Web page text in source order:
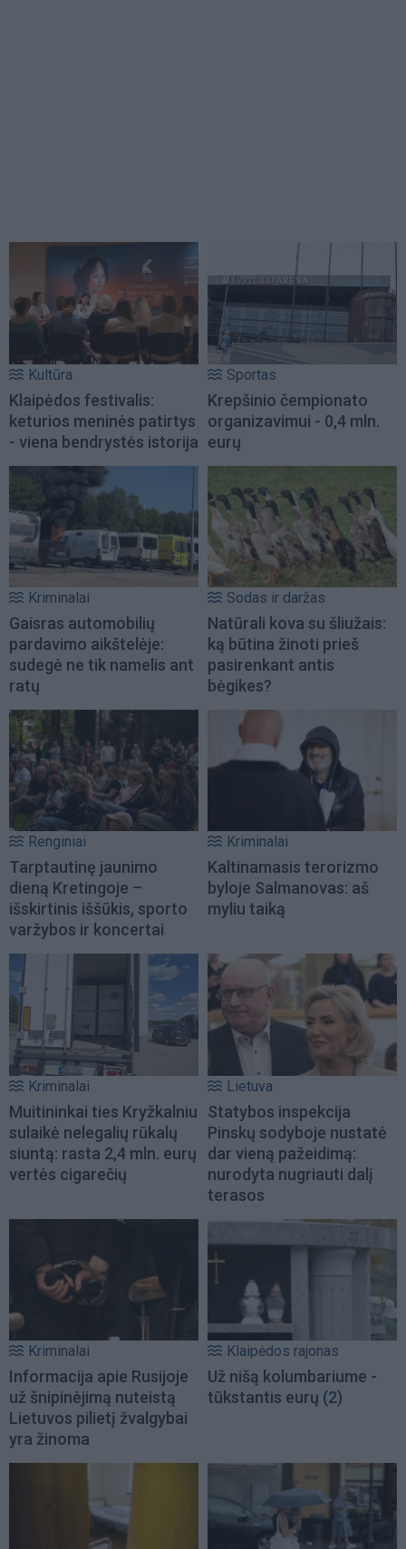
Kultūra
Klaipėdos festivalis:
keturios meninės patirtys
- viena bendrystės istorija
Sportas
Krepšinio čempionato
organizavimui - 0,4 mln.
eurų
Kriminalai
Gaisras automobilių
pardavimo aikštelėje:
sudegė ne tik namelis ant
ratų
Sodas ir daržas
Natūrali kova su šliužais:
ką būtina žinoti prieš
pasirenkant antis
bėgikes?
Renginiai
Tarptautinę jaunimo
dieną Kretingoje –
išskirtinis iššūkis, sporto
varžybos ir koncertai
Kriminalai
Kaltinamasis terorizmo
byloje Salmanovas: aš
myliu taiką
Kriminalai
Muitininkai ties Kryžkalniu
sulaikė nelegalių rūkalų
siuntą: rasta 2,4 mln. eurų
vertės cigarečių
Lietuva
Statybos inspekcija
Pinskų sodyboje nustatė
dar vieną pažeidimą:
nurodyta nugriauti dalį
terasos
Kriminalai
Informacija apie Rusijoje
už šnipinėjimą nuteistą
Lietuvos pilietį žvalgybai
yra žinoma
Klaipėdos rajonas
Už nišą kolumbariume -
tūkstantis eurų (2)